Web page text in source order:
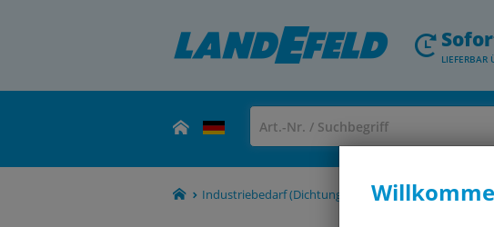
LIEFERBAR
Industriebedarf (Dichtungen, Schmiermittel,